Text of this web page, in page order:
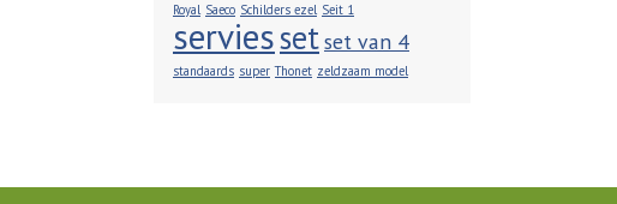
Royal Saeco Schilders ezel Seit 1
serviessetset van 4
standaards super Thonet zeldzaam model